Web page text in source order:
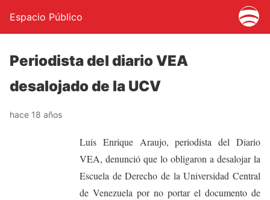
Espacio Público
Periodista del diario VEA
desalojado de la UCV
hace 18 años
Luis Enrique Araujo, periodista del Diario
VEA, denunció que lo obligaron a desalojar la
Escuela de Derecho de la Universidad Central
de Venezuela por no portar el documento de